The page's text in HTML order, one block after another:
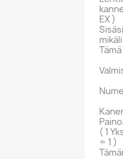
EX )
( 1
= 1 )